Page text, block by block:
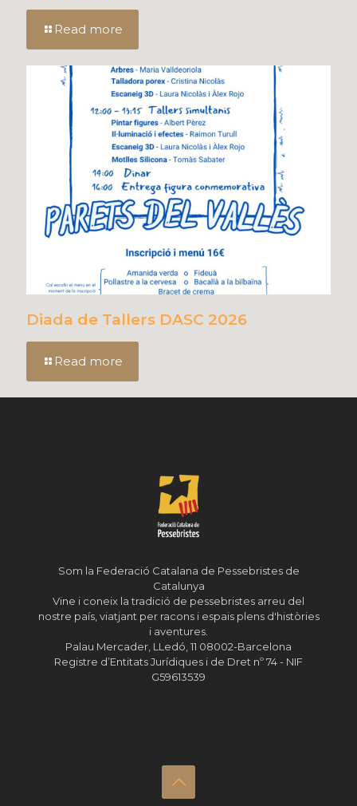
Read more
Diada de Tallers DASC 2026
Read more
Som la Federació Catalana de Pessebristes de
Catalunya
Vine i coneix la tradició de pessebristes arreu del
nostre país, viatjant per racons i espais plens d'històries
i aventures.
Palau Mercader, LLedó, 11 08002-Barcelona
Registre d’Entitats Jurídiques i de Dret nº 74 - NIF
G59613539